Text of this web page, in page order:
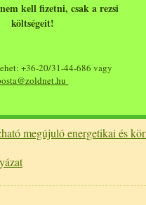
kell fizetni, csak a rezsi
költségeit!
+36-20/31-44-686 vagy
Uniós és egyéb nyertes
megújuló energetikai és